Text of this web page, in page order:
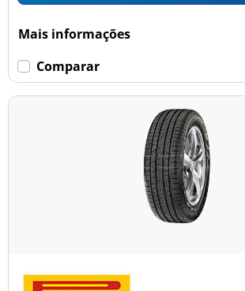
Mais informações
Comparar